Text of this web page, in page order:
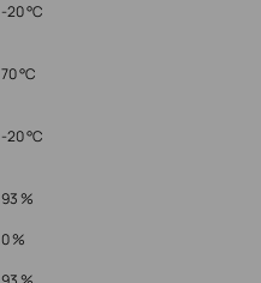
-20 °C
70 °C
-20 °C
93 %
0 %